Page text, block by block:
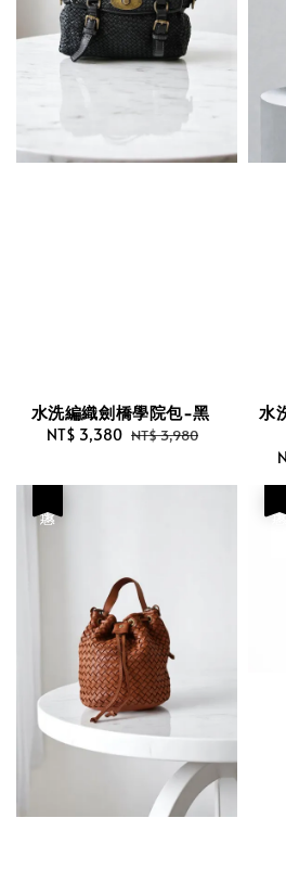
水洗編織劍橋學院包-黑
Sale
NT$ 3,380 Regular
NT$ 3,980
水